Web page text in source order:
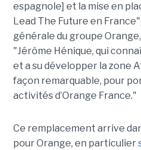
espagnole] et la mise en
Lead The Future en
générale du groupe Orange,
"Jérôme Hénique, qui
et a su développer la zone
façon remarquable, pour
activités d’Orange France."
Ce remplacement arrive
pour Orange, en particulier